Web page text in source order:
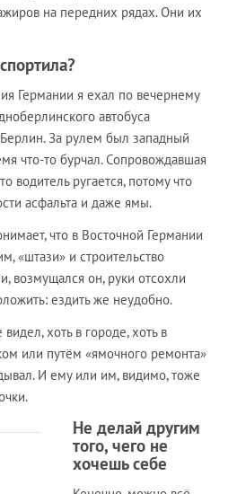
на передних рядах. Они их
Германии я ехал по вечернему
автобуса
За рулем был западный
что-то бурчал. Сопровождавшая
водитель ругается, потому что
асфальта и даже ямы.
что в Восточной Германии
«штази» и строительство
возмущался он, руки отсохли
ездить же неудобно.
хоть в городе, хоть в
или путём «ямочного ремонта»
И ему или им, видимо, тоже
Не делай другим
того, чего не
хочешь себе